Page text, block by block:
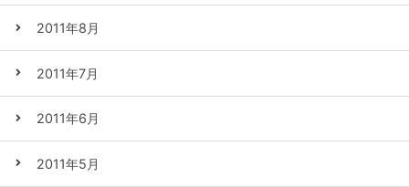
2011年8月
2011年7月
2011年6月
2011年5月